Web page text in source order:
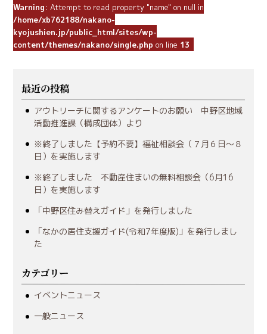
Warning: Attempt to read property "name" on null in
/home/xb762188/nakano-
kyojushien.jp/public_html/sites/wp-
content/themes/nakano/single.php on line 13
最近の投稿
アウトリーチに関するアンケートのお願い 中野区地域
活動推進課（構成団体）より
※終了しました【予約不要】福祉相談会（７月６日～８
日）を実施します
※終了しました 不動産住まいの無料相談会（6月16
日）を実施します
「中野区住み替えガイド」を発行しました
「なかの居住支援ガイド(令和7年度版)」を発行しまし
た
カテゴリー
イベントニュース
一般ニュース